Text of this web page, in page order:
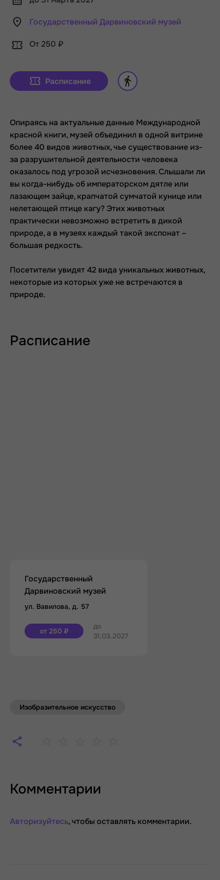
Государственный Дарвиновский музей
От 250 ₽
Расписание
Опираясь на актуальные данные Международной
красной книги, музей объединил в одной витрине
более 40 видов животных, чье существование из-
за разрушительной деятельности человека
оказалось под угрозой исчезновения. Слышали ли
вы когда-нибудь об императорском дятле или
лазающем зайце, крапчатой сумчатой кунице или
нелетающей птице кагу? Этих животных
практически невозможно встретить в дикой
природе, а в музеях каждый такой экспонат –
большая редкость.
Посетители увидят 42 вида уникальных животных,
некоторые из которых уже не встречаются в
природе.
Расписание
Государственный
Дарвиновский музей
ул. Вавилова, д. 57
от 250 ₽
до
31.03.2027
Изобразительное искусство
Комментарии
Авторизуйтесь, чтобы оставлять комментарии.